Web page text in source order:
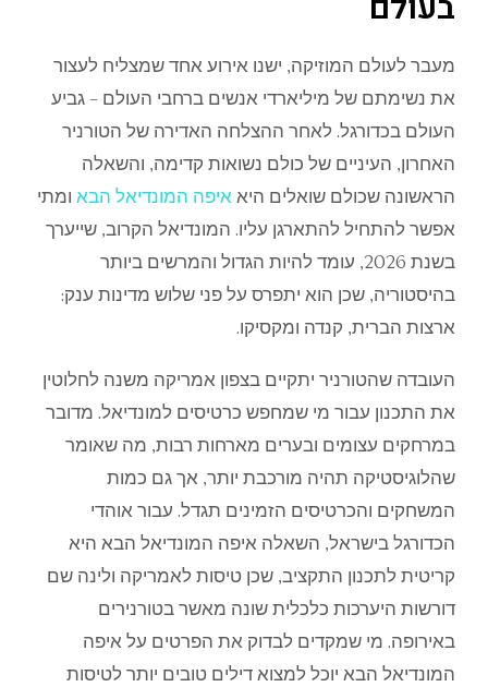
מעבר לעולם המוזיקה, ישנו אירוע אחד שמצליח לעצור
את נשימתם של מיליארדי אנשים ברחבי העולם – גביע
העולם בכדורגל. לאחר ההצלחה האדירה של הטורניר
האחרון, העיניים של כולם נשואות קדימה, והשאלה
הראשונה שכולם שואלים היא איפה המונדיאל הבא ומתי
אפשר להתחיל להתארגן עליו. המונדיאל הקרוב, שייערך
בשנת
עומד להיות הגדול והמרשים ביותר
בהיסטוריה, שכן הוא יתפרס על פני שלוש מדינות ענק:
ארצות הברית, קנדה ומקסיקו.
העובדה שהטורניר יתקיים בצפון אמריקה משנה לחלוטין
את התכנון עבור מי שמחפש כרטיסים למונדיאל. מדובר
במרחקים עצומים ובערים מארחות רבות, מה שאומר
שהלוגיסטיקה תהיה מורכבת יותר, אך גם כמות
המשחקים והכרטיסים הזמינים תגדל. עבור אוהדי
הכדורגל בישראל, השאלה איפה המונדיאל הבא היא
קריטית לתכנון התקציב, שכן טיסות לאמריקה ולינה שם
דורשות היערכות כלכלית שונה מאשר בטורנירים
באירופה. מי שמקדים לבדוק את הפרטים על איפה
המונדיאל הבא יוכל למצוא דילים טובים יותר לטיסות